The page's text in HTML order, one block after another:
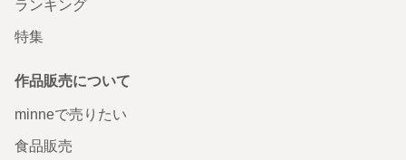
ランキング
特集
作品販売について
minneで売りたい
食品販売